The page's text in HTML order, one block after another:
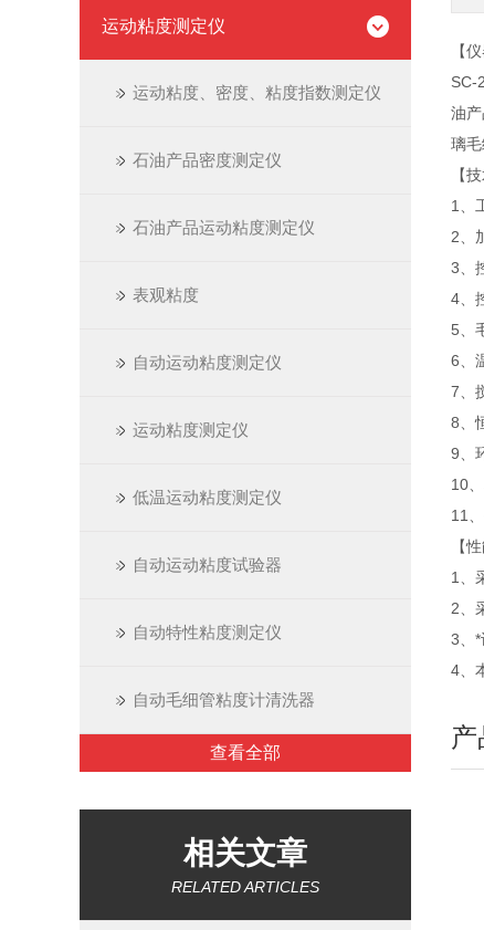
运动粘度测定仪
运动粘度、密度、粘度指数测定仪
石油产品密度测定仪
石油产品运动粘度测定仪
表观粘度
自动运动粘度测定仪
运动粘度测定仪
低温运动粘度测定仪
自动运动粘度试验器
自动特性粘度测定仪
自动毛细管粘度计清洗器
查看全部
相关文章
RELATED ARTICLES
【
SC-
油
璃
【
1、
2、
3、
4、
5、
6、
7、
8、
9、
10
11
【
1、
2、
3、*
4、
产